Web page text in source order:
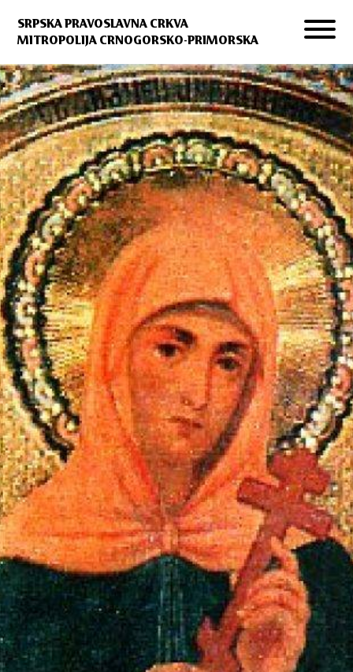
SRPSKA PRAVOSLAVNA CRKVA
MITROPOLIJA CRNOGORSKO-PRIMORSKA